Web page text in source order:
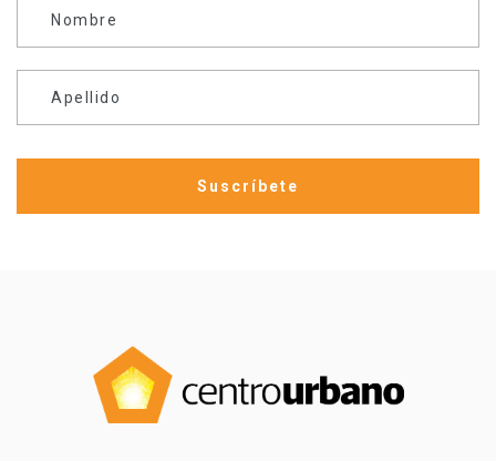
Nombre
Apellido